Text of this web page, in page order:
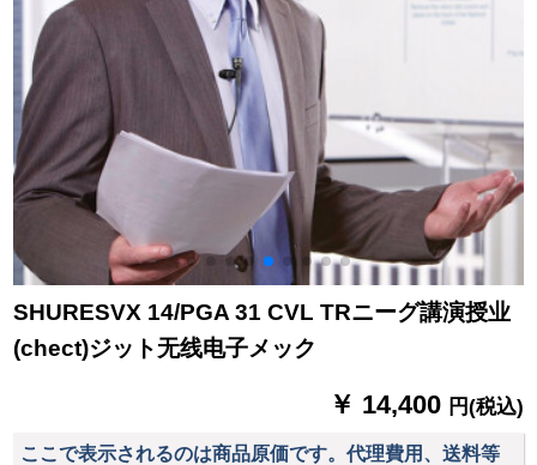
SHURESVX 14/PGA 31 CVL TRニーグ講演授业
(chect)ジット无线电子メック
￥ 14,400 円(税込)
ここで表示されるのは商品原価です。代理費用、送料等